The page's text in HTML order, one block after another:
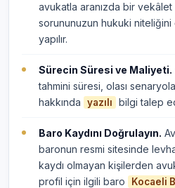
avukatla aranızda bir vekâlet
sorununuzun hukuki
yapılır.
Sürecin Süresi ve Maliyeti.
tahmini süresi, olası
hakkında
yazılı bilgi talep
Baro Kaydını Doğrulayın.
baronun resmi sitesinde
kaydı olmayan kişilerden
profil için ilgili baro
Kocaeli